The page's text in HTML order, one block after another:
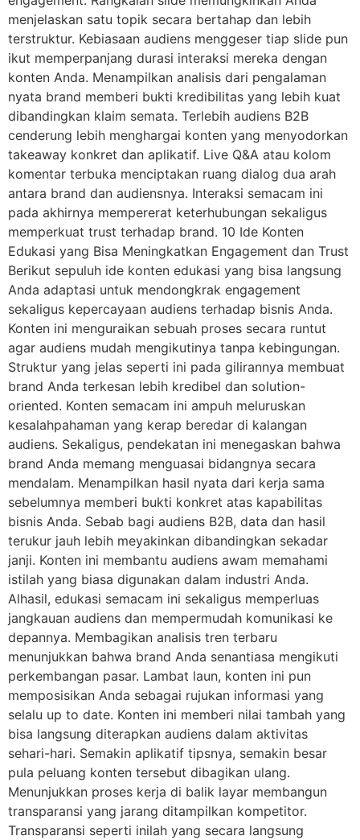
menjelaskan satu topik secara bertahap dan lebih
terstruktur. Kebiasaan audiens menggeser tiap slide pun
ikut memperpanjang durasi interaksi mereka dengan
konten Anda. Menampilkan analisis dari pengalaman
nyata brand memberi bukti kredibilitas yang lebih kuat
dibandingkan klaim semata. Terlebih audiens B2B
cenderung lebih menghargai konten yang menyodorkan
takeaway konkret dan aplikatif. Live Q&A atau kolom
komentar terbuka menciptakan ruang dialog dua arah
antara brand dan audiensnya. Interaksi semacam ini
pada akhirnya mempererat keterhubungan sekaligus
memperkuat trust terhadap brand. 10 Ide Konten
Edukasi yang Bisa Meningkatkan Engagement dan Trust
Berikut sepuluh ide konten edukasi yang bisa langsung
Anda adaptasi untuk mendongkrak engagement
sekaligus kepercayaan audiens terhadap bisnis Anda.
Konten ini menguraikan sebuah proses secara runtut
agar audiens mudah mengikutinya tanpa kebingungan.
Struktur yang jelas seperti ini pada gilirannya membuat
brand Anda terkesan lebih kredibel dan solution-
oriented. Konten semacam ini ampuh meluruskan
kesalahpahaman yang kerap beredar di kalangan
audiens. Sekaligus, pendekatan ini menegaskan bahwa
brand Anda memang menguasai bidangnya secara
mendalam. Menampilkan hasil nyata dari kerja sama
sebelumnya memberi bukti konkret atas kapabilitas
bisnis Anda. Sebab bagi audiens B2B, data dan hasil
terukur jauh lebih meyakinkan dibandingkan sekadar
janji. Konten ini membantu audiens awam memahami
istilah yang biasa digunakan dalam industri Anda.
Alhasil, edukasi semacam ini sekaligus memperluas
jangkauan audiens dan mempermudah komunikasi ke
depannya. Membagikan analisis tren terbaru
menunjukkan bahwa brand Anda senantiasa mengikuti
perkembangan pasar. Lambat laun, konten ini pun
memposisikan Anda sebagai rujukan informasi yang
selalu up to date. Konten ini memberi nilai tambah yang
bisa langsung diterapkan audiens dalam aktivitas
sehari-hari. Semakin aplikatif tipsnya, semakin besar
pula peluang konten tersebut dibagikan ulang.
Menunjukkan proses kerja di balik layar membangun
transparansi yang jarang ditampilkan kompetitor.
Transparansi seperti inilah yang secara langsung